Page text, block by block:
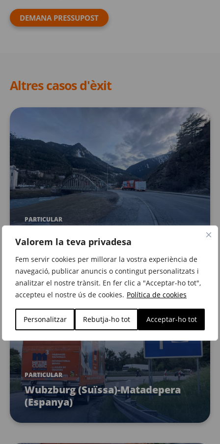
Valorem la teva privadesa
Fem servir cookies per millorar la vostra experiència de
navegació, publicar anuncis o contingut personalitzats i
analitzar el nostre trànsit. En fer clic a "Acceptar-ho tot",
accepteu el nostre ús de cookies. Política de cookies
Personalitzar Rebutja-ho tot Acceptar-ho tot
DEMANA PRESSUPOST
Altres casos d'èxit
PARTICULAR
PARTICULAR
Wubzburg (Suïssa)-Matadepera
(Espanya)